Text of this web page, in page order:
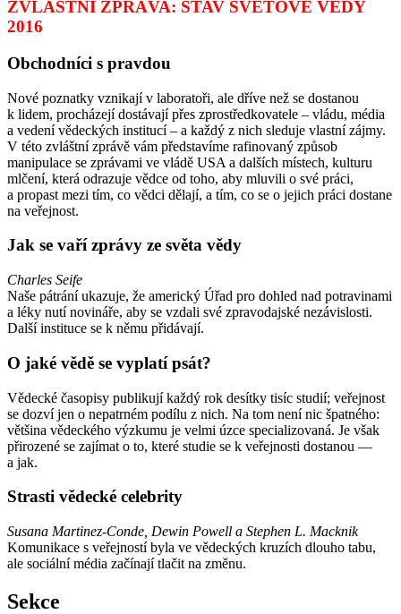
ZVLÁŠTNÍ ZPRÁVA: STAV SVĚTOVÉ VĚDY
2016
Obchodníci s pravdou
Nové poznatky vznikají v laboratoři, ale dříve než se dostanou
k lidem, procházejí dostávají přes zprostředkovatele – vládu, média
a vedení vědeckých institucí – a každý z nich sleduje vlastní zájmy.
V této zvláštní zprávě vám představíme rafinovaný způsob
manipulace se zprávami ve vládě USA a dalších místech, kulturu
mlčení, která odrazuje vědce od toho, aby mluvili o své práci,
a propast mezi tím, co vědci dělají, a tím, co se o jejich práci dostane
na veřejnost.
Jak se vaří zprávy ze světa vědy
Charles Seife
Naše pátrání ukazuje, že americký Úřad pro dohled nad potravinami
a léky nutí novináře, aby se vzdali své zpravodajské nezávislosti.
Další instituce se k němu přidávají.
O jaké vědě se vyplatí psát?
Vědecké časopisy publikují každý rok desítky tisíc studií; veřejnost
se dozví jen o nepatrném podílu z nich. Na tom není nic špatného:
většina vědeckého výzkumu je velmi úzce specializovaná. Je však
přirozené se zajímat o to, které studie se k veřejnosti dostanou —
a jak.
Strasti vědecké celebrity
Susana Martinez-Conde, Dewin Powell a Stephen L. Macknik
Komunikace s veřejností byla ve vědeckých kruzích dlouho tabu,
ale sociální média začínají tlačit na změnu.
Sekce